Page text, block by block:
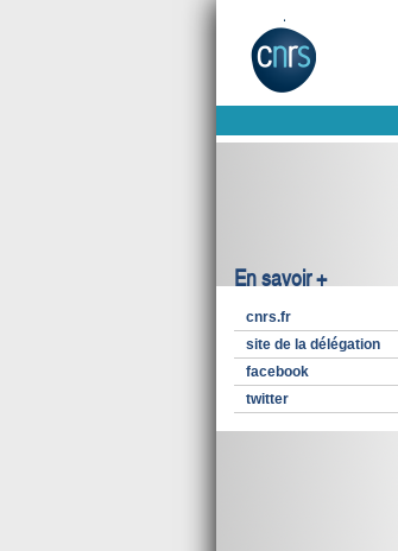
En savoir +
cnrs.fr
site de la délégation
facebook
twitter